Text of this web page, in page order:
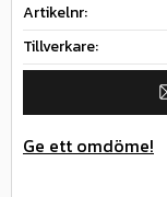
Artikelnr
Tillverkare
Ge ett omdöme!